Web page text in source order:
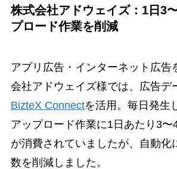
株式会社アドウェイズ：1日3
プロード作業を削減
アプリ広告・インターネット広告
会社アドウェイズ様では、広告デ
BizteX Connectを活用。毎日発生
アップロード作業に1日あたり3〜
が消費されていましたが、自動化
数を削減しました。